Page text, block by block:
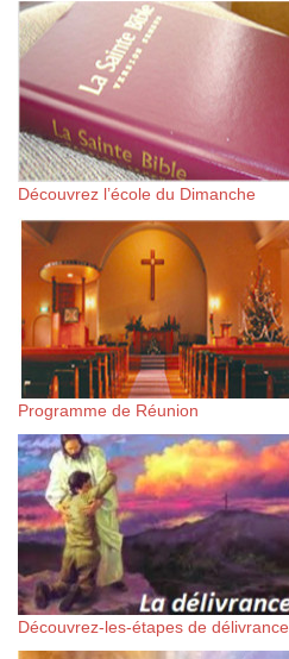
Découvrez l’école du Dimanche
Programme de Réunion
Découvrez-les-étapes de délivrance